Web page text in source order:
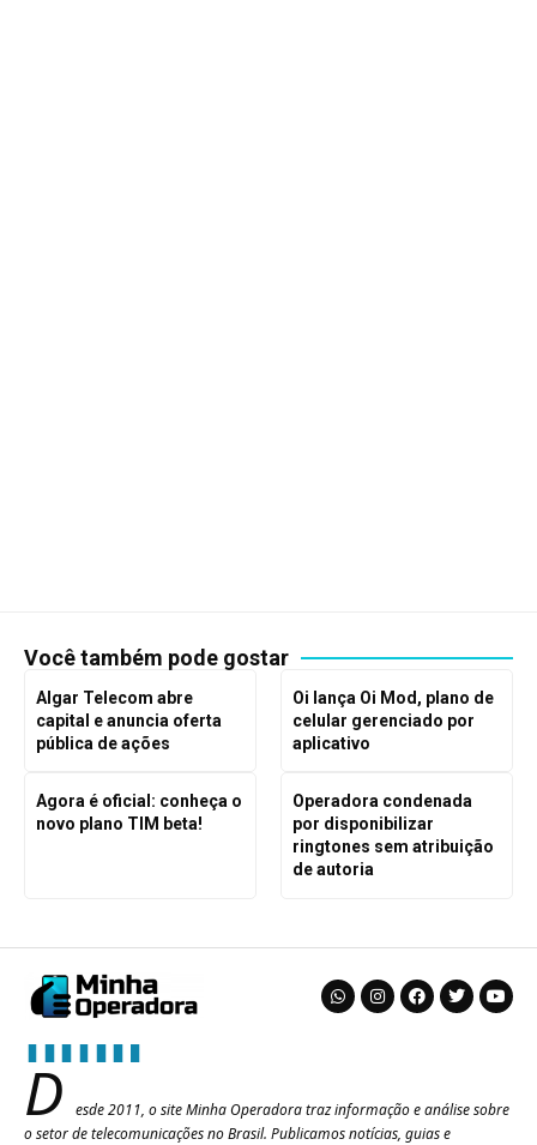
Você também pode gostar
Algar Telecom abre
capital e anuncia oferta
pública de ações
Oi lança Oi Mod, plano de
celular gerenciado por
aplicativo
Agora é oficial: conheça o
novo plano TIM beta!
Operadora condenada
por disponibilizar
ringtones sem atribuição
de autoria
D
esde 2011, o site Minha Operadora traz informação e análise sobre
o setor de telecomunicações no Brasil. Publicamos notícias, guias e